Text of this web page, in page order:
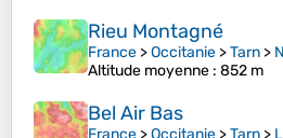
Rieu Montagné
France >Occitanie >Tarn >
Altitude moyenne : 852 m
Bel Air Bas
France >Occitanie >Tarn >